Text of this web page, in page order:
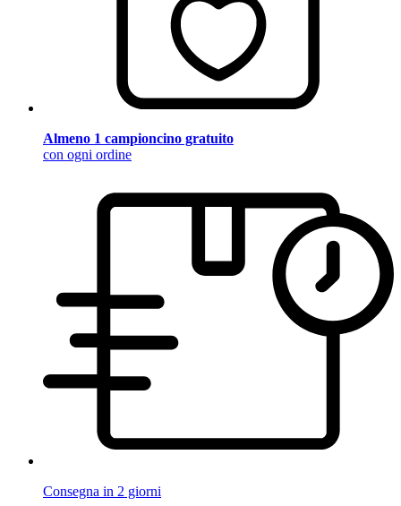
Almeno 1 campioncino gratuito
con ogni ordine
Consegna in 2 giorni